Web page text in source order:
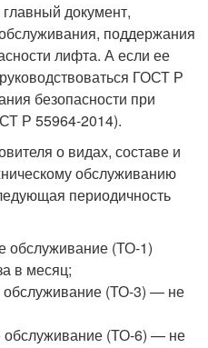
документ,
поддержания
лифта. А если ее
ГОСТ Р
безопасности при
Р 55964-2014).
о видах, составе и
обслуживанию
периодичность
обслуживание (ТО-1)
в месяц;
обслуживание (ТО-3) — не
обслуживание (ТО-6) — не